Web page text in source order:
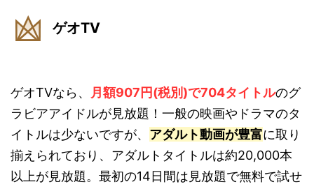
ゲオTV
ゲオTVなら、 月額907円(税別)で704タイトルのグ
ラビアアイドルが見放題！一般の映画やドラマのタ
イトルは少ないですが、 アダルト動画が豊富に取り
揃えられており、アダルトタイトルは約20,000本
以上が見放題。最初の14日間は見放題で無料で試せ